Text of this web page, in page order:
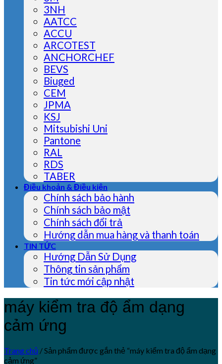
3NH
AATCC
ACCU
ARCOTEST
ANCHORCHEF
BEVS
Biuged
CEM
JPMA
KSJ
Mitsubishi Uni
Pantone
RAL
RDS
TABER
Điều khoản & Điều kiện
Chính sách bảo hành
Chính sách bảo mật
Chính sách đổi trả
Hướng dẫn mua hàng và thanh toán
TIN TỨC
Hướng Dẫn Sử Dụng
Thông tin sản phẩm
Tin tức mới cập nhật
máy kiểm tra độ ẩm dạng
cảm ứng
Trang chủ /Sản phẩm được gắn thẻ “máy kiểm tra độ ẩm dạng
cảm ứng”